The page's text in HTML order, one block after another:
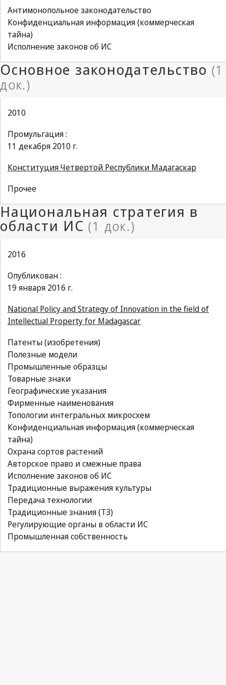
Антимонопольное законодательство
Конфиденциальная информация (коммерческая
тайна)
Исполнение законов об ИС
2010
Промульгация :
11 декабря 2010 г.
Конституция Четвертой Республики Мадагаскар
Прочее
2016
Опубликован :
19 января 2016 г.
National Policy and Strategy of Innovation in the field of
Intellectual Property for Madagascar
Патенты (изобретения)
Полезные модели
Промышленные образцы
Товарные знаки
Географические указания
Фирменные наименования
Топологии интегральных микросхем
Конфиденциальная информация (коммерческая
тайна)
Охрана сортов растений
Авторское право и смежные права
Исполнение законов об ИС
Традиционные выражения культуры
Передача технологии
Традиционные знания (ТЗ)
Регулирующие органы в области ИС
Промышленная собственность